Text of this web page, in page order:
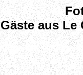
Gäste aus Le